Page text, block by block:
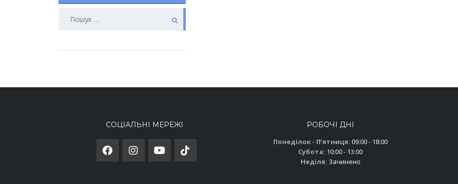
СОЦІАЛЬНІ МЕРЕЖІ
РОБОЧІ ДНІ
Понеділок - Пʼятниця: 09:00 - 18:00
Субота: 10:00 - 13:00
Неділя: Зачинено